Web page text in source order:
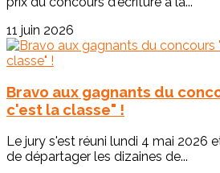
11 juin 2026
Bravo aux gagnants du
c'est la classe" !
Le jury s'est réuni lundi 4 mai 2026
de départager les dizaines de...